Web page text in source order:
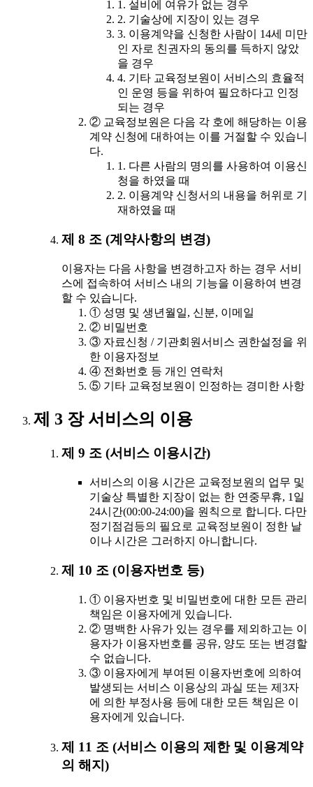
1. 설비에 여유가 없는 경우
2. 기술상에 지장이 있는 경우
3. 이용계약을 신청한 사람이 14세 미만
인 자로 친권자의 동의를 득하지 않았
을 경우
4. 기타 교육정보원이 서비스의 효율적
인 운영 등을 위하여 필요하다고 인정
되는 경우
② 교육정보원은 다음 각 호에 해당하는 이용
계약 신청에 대하여는 이를 거절할 수 있습니
다.
1. 다른 사람의 명의를 사용하여 이용신
청을 하였을 때
2. 이용계약 신청서의 내용을 허위로 기
재하였을 때
제 8 조 (계약사항의 변경)
이용자는 다음 사항을 변경하고자 하는 경우 서비
스에 접속하여 서비스 내의 기능을 이용하여 변경
할 수 있습니다.
① 성명 및 생년월일, 신분, 이메일
② 비밀번호
③ 자료신청 / 기관회원서비스 권한설정을 위
한 이용자정보
④ 전화번호 등 개인 연락처
⑤ 기타 교육정보원이 인정하는 경미한 사항
제 3 장 서비스의 이용
제 9 조 (서비스 이용시간)
서비스의 이용 시간은 교육정보원의 업무 및
기술상 특별한 지장이 없는 한 연중무휴, 1일
24시간(00:00-24:00)을 원칙으로 합니다. 다만
정기점검등의 필요로 교육정보원이 정한 날
이나 시간은 그러하지 아니합니다.
제 10 조 (이용자번호 등)
① 이용자번호 및 비밀번호에 대한 모든 관리
책임은 이용자에게 있습니다.
② 명백한 사유가 있는 경우를 제외하고는 이
용자가 이용자번호를 공유, 양도 또는 변경할
수 없습니다.
③ 이용자에게 부여된 이용자번호에 의하여
발생되는 서비스 이용상의 과실 또는 제3자
에 의한 부정사용 등에 대한 모든 책임은 이
용자에게 있습니다.
제 11 조 (서비스 이용의 제한 및 이용계약
의 해지)